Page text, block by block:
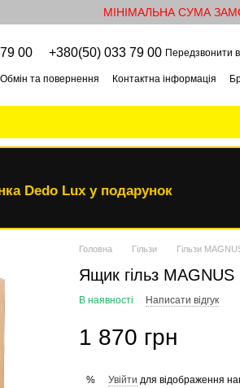
МІНІМАЛЬНА СУМА
00 +380(50) 033 79 00 Передзвонити
Обмін та повернення Контактна інформація
Dedo Lux у подарунок
Головна Гільзи Гільзи
Ящик гільз
В наявності Написати відгук
1 870 грн
% Увійти для відображення